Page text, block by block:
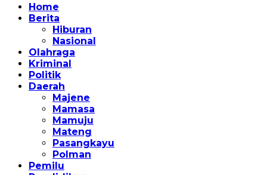
Home
Berita
Hiburan
Nasional
Olahraga
Kriminal
Politik
Daerah
Majene
Mamasa
Mamuju
Mateng
Pasangkayu
Polman
Pemilu